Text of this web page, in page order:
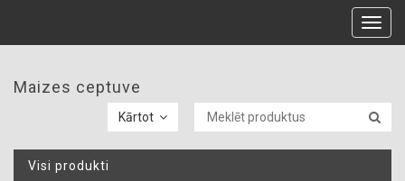
Maizes ceptuve
Kārtot
Visi produkti